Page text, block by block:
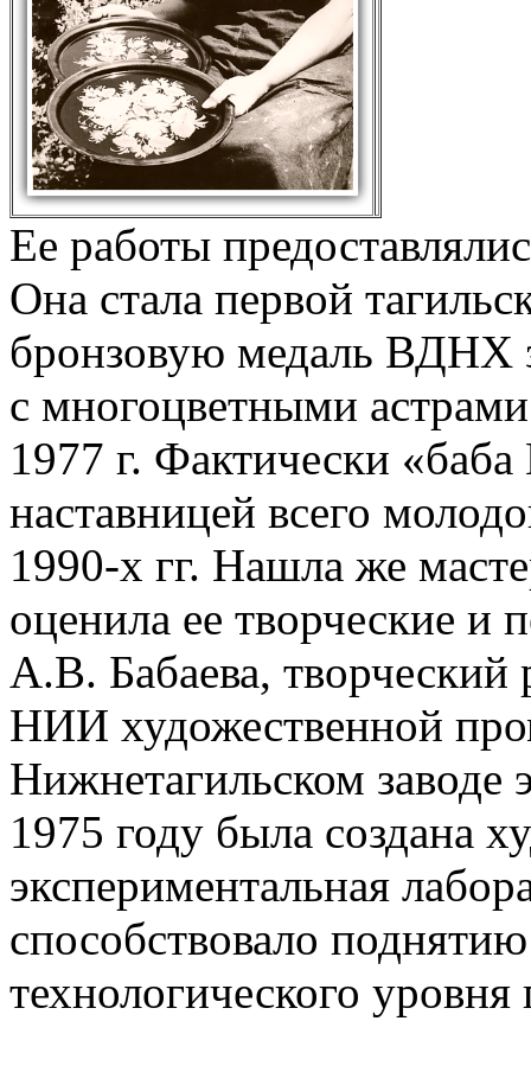
Ее работы
Она стала первой
бронзовую медаль ВДНХ
с многоцветными
1977 г. Фактически «баба
наставницей всего
1990-х гг. Нашла же
оценила ее творческие и
А.В. Бабаева, творческий
НИИ художественной
Нижнетагильском заводе
1975 году была создана
экспериментальная
способствовало
технологического